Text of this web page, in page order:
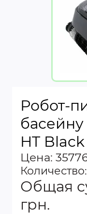
Робот-
HT
Цена:
Количество:
Общая
грн.